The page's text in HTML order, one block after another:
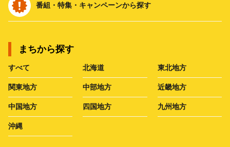
番組・特集・キャンペーンから探す
まちから探す
すべて 北海道 東北地方
関東地方 中部地方 近畿地方
中国地方 四国地方 九州地方
沖縄